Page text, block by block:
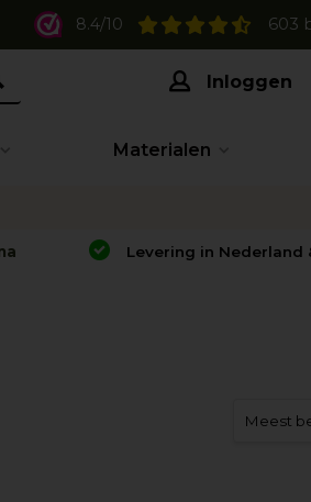
8.4/10 603
Inloggen
Materialen
Levering in Nederland